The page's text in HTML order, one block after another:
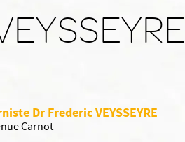
Dr Frederic VEYSSEYRE
Carnot